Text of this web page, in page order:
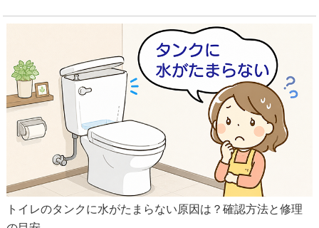
トイレのタンクに水がたまらない原因は？確認方法と修理